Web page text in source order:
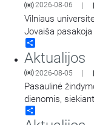
2026-08-06
Vilniaus
Jovaiša
Žygimantas
Aktualijos
2026-08-05
Pasaulinė
dienomis,
sveikatą visame